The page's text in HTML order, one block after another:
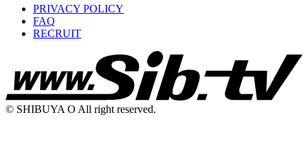
PRIVACY POLICY
FAQ
RECRUIT
© SHIBUYA O All right reserved.